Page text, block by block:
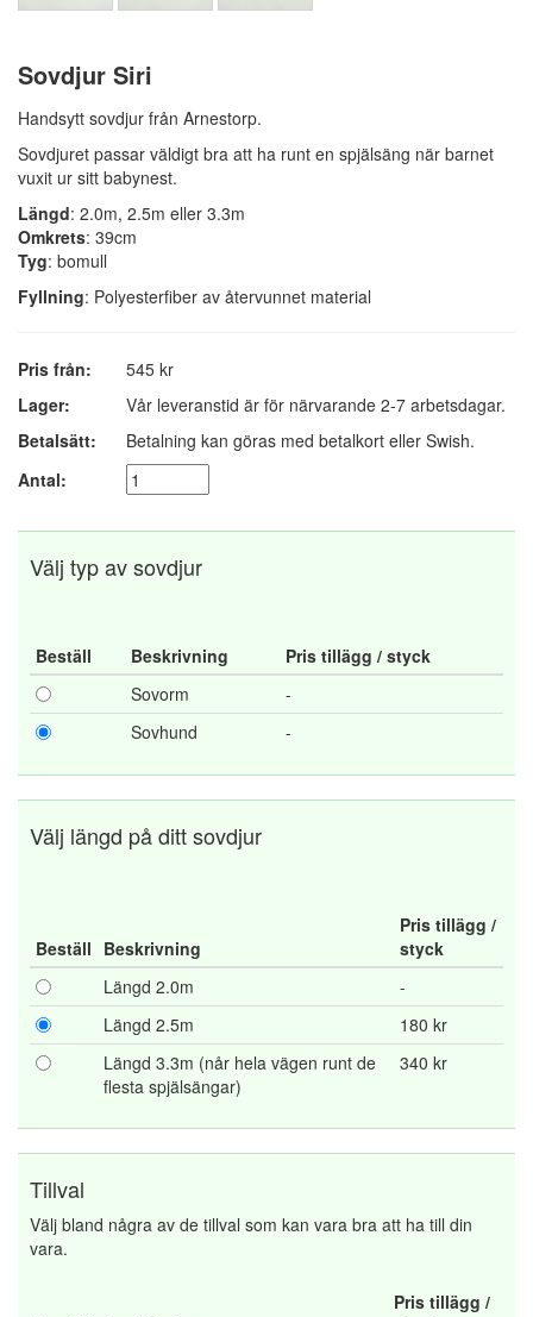
Sovdjur Siri
Handsytt sovdjur från Arnestorp.
Sovdjuret passar väldigt bra att ha runt en spjälsäng när barnet
vuxit ur sitt babynest.
Längd: 2.0m, 2.5m eller 3.3m
Omkrets: 39cm
Tyg: bomull
Fyllning: Polyesterfiber av återvunnet material
Pris från:
545 kr
Lager:
Vår leveranstid är för närvarande 2-7 arbetsdagar.
Betalsätt:
Betalning kan göras med betalkort eller Swish.
Antal:
Välj typ av sovdjur
Beställ Beskrivning
Pris tillägg / styck
Sovorm
-
Sovhund
-
Välj längd på ditt sovdjur
Beställ Beskrivning
Pris tillägg /
styck
Längd 2.0m
-
Längd 2.5m
180 kr
Längd 3.3m (når hela vägen runt de
flesta spjälsängar)
340 kr
Tillval
Välj bland några av de tillval som kan vara bra att ha till din
vara.
Pris tillägg /